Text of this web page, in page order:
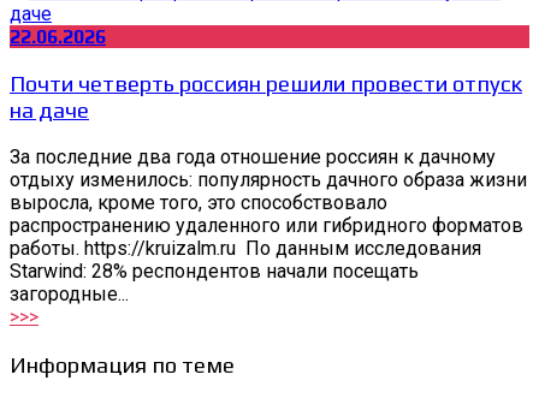
22.06.2026
Почти четверть россиян решили провести отпуск
на даче
За последние два года отношение россиян к дачному
отдыху изменилось: популярность дачного образа жизни
выросла, кроме того, это способствовало
распространению удаленного или гибридного форматов
работы. https://kruizalm.ru По данным исследования
Starwind: 28% респондентов начали посещать
загородные...
>>>
Информация по теме